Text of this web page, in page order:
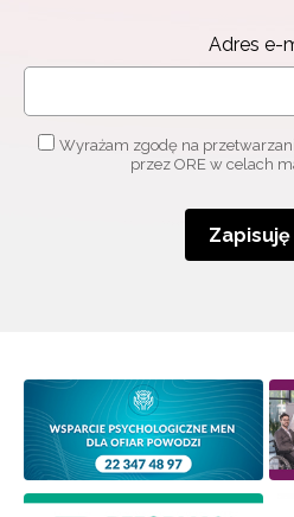
Adres e-
Wyrażam zgodę na
przez ORE w celach
Zapisuję